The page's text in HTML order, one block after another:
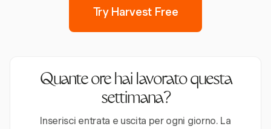
Try Harvest Free
Quante ore hai lavorato questa
settimana?
Inserisci entrata e uscita per ogni giorno. La